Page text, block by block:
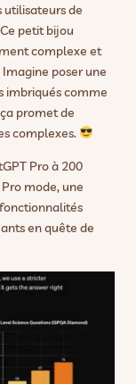
utilisateurs de
petit bijou
complexe et
poser une
imbriqués comme
promet de
complexes.
Pro à 200
mode, une
en quête de